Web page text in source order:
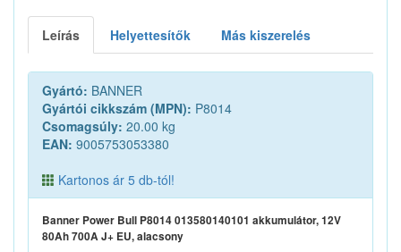
Leírás Helyettesítők Más kiszerelés
Gyártó: BANNER
Gyártói cikkszám (MPN): P8014
Csomagsúly: 20.00 kg
EAN: 9005753053380
Kartonos ár 5 db-tól!
Banner Power Bull P8014 013580140101 akkumulátor, 12V
80Ah 700A J+ EU, alacsony